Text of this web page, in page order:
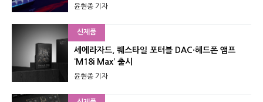
윤현종 기자
신제품
셰에라자드, 퀘스타일 포터블 DAC·헤드폰 앰프
‘M18i Max’ 출시
윤현종 기자